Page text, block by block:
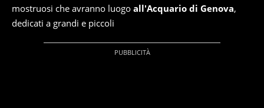
mostruosi che avranno luogo all'Acquario di Genova,
dedicati a grandi e piccoli